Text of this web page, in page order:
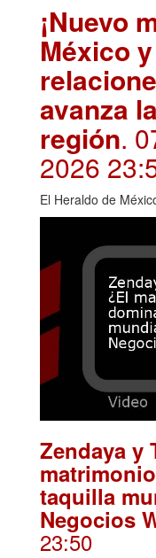
¡Nuevo
México
avanza
región.
2026
El Heraldo de
Zendaya y
taquilla
Negocios
23:50